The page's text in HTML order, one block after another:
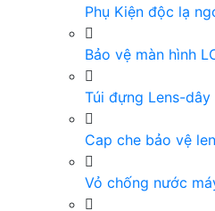
Phụ Kiện độc lạ
Bảo vệ màn hình
Túi đựng Lens-dây
Cap che bảo vệ
Vỏ chống nước